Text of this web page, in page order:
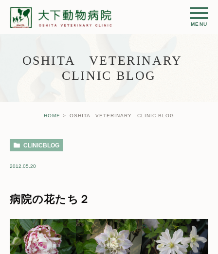
OSHITA VETERINARY
CLINIC BLOG
HOME OSHITA VETERINARY CLINIC BLOG
CLINICBLOG
2012.05.20
病院の花たち２